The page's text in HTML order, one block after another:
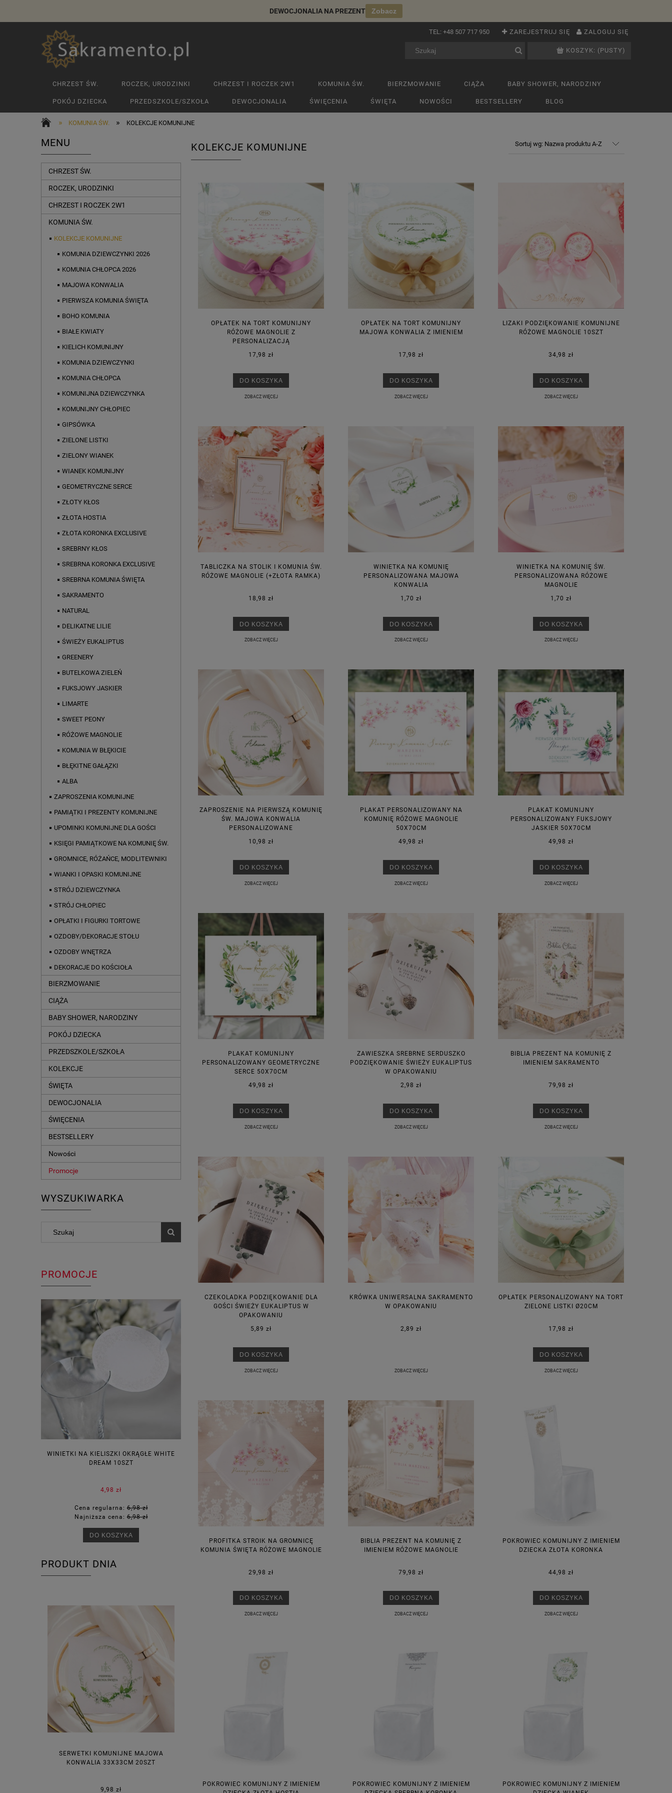
DEWOCJONALIA NA PREZENT Zobacz
ZAREJESTRUJ SIĘ ZALOGUJ SIĘ
TEL: +48 507 717 950
KOSZYK: (PUSTY)
CHRZEST ŚW. ROCZEK, URODZINKI CHRZEST I ROCZEK 2W1 KOMUNIA ŚW. BIERZMOWANIE CIĄŻA BABY SHOWER, NARODZINY
POKÓJ DZIECKA PRZEDSZKOLE/SZKOŁA DEWOCJONALIA ŚWIĘCENIA ŚWIĘTA NOWOŚCI BESTSELLERY BLOG
» KOMUNIA ŚW. » KOLEKCJE KOMUNIJNE
MENU
CHRZEST ŚW.
ROCZEK, URODZINKI
CHRZEST I ROCZEK 2W1
KOMUNIA ŚW.
KOLEKCJE KOMUNIJNE
KOMUNIA DZIEWCZYNKI 2026
KOMUNIA CHŁOPCA 2026
MAJOWA KONWALIA
PIERWSZA KOMUNIA ŚWIĘTA
BOHO KOMUNIA
BIAŁE KWIATY
KIELICH KOMUNIJNY
KOMUNIA DZIEWCZYNKI
KOMUNIA CHŁOPCA
KOMUNIJNA DZIEWCZYNKA
KOMUNIJNY CHŁOPIEC
GIPSÓWKA
ZIELONE LISTKI
ZIELONY WIANEK
WIANEK KOMUNIJNY
GEOMETRYCZNE SERCE
ZŁOTY KŁOS
ZŁOTA HOSTIA
ZŁOTA KORONKA EXCLUSIVE
SREBRNY KŁOS
SREBRNA KORONKA EXCLUSIVE
SREBRNA KOMUNIA ŚWIĘTA
SAKRAMENTO
NATURAL
DELIKATNE LILIE
ŚWIEŻY EUKALIPTUS
GREENERY
BUTELKOWA ZIELEŃ
FUKSJOWY JASKIER
LIMARTE
SWEET PEONY
RÓŻOWE MAGNOLIE
KOMUNIA W BŁĘKICIE
BŁĘKITNE GAŁĄZKI
ALBA
ZAPROSZENIA KOMUNIJNE
PAMIĄTKI I PREZENTY KOMUNIJNE
UPOMINKI KOMUNIJNE DLA GOŚCI
KSIĘGI PAMIĄTKOWE NA KOMUNIĘ ŚW.
GROMNICE, RÓŻAŃCE, MODLITEWNIKI
WIANKI I OPASKI KOMUNIJNE
STRÓJ DZIEWCZYNKA
STRÓJ CHŁOPIEC
OPŁATKI I FIGURKI TORTOWE
OZDOBY/DEKORACJE STOŁU
OZDOBY WNĘTRZA
DEKORACJE DO KOŚCIOŁA
BIERZMOWANIE
CIĄŻA
BABY SHOWER, NARODZINY
POKÓJ DZIECKA
PRZEDSZKOLE/SZKOŁA
KOLEKCJE
ŚWIĘTA
DEWOCJONALIA
ŚWIĘCENIA
BESTSELLERY
Nowości
Promocje
WYSZUKIWARKA
PROMOCJE
WINIETKI NA KIELISZKI OKRĄGŁE WHITE
DREAM 10SZT
4,98 zł
Cena regularna:6,98 zł
Najniższa cena:6,98 zł
DO KOSZYKA
PUDEŁECZKA PODZIĘKOWANIE ZŁOTA
KORONKA KWADRAT 10SZT
9,98 zł
Najniższa cena:3,00 zł
GIRLANDA BIAŁE PIÓRKA ZE ZŁOTEM
Cena regularna: 7,30 zł
Najniższa cena:
7,30 zł
PRODUKT DNIA
SERWETKI KOMUNIJNE MAJOWA
KONWALIA 33X33CM 20SZT
9,98 zł
KOLEKCJE KOMUNIJNE Sortuj wg: Nazwa produktu A-Z
OPŁATEK NA TORT KOMUNIJNY
RÓŻOWE MAGNOLIE Z
PERSONALIZACJĄ
17,98 zł
DO KOSZYKA
ZOBACZ WIĘCEJ
OPŁATEK NA TORT KOMUNIJNY
MAJOWA KONWALIA Z IMIENIEM
17,98 zł
DO KOSZYKA
ZOBACZ WIĘCEJ
LIZAKI PODZIĘKOWANIE KOMUNIJNE
RÓŻOWE MAGNOLIE 10SZT
34,98 zł
DO KOSZYKA
ZOBACZ WIĘCEJ
TABLICZKA NA STOLIK I KOMUNIA ŚW.
RÓŻOWE MAGNOLIE (+ZŁOTA RAMKA)
18,98 zł
DO KOSZYKA
ZOBACZ WIĘCEJ
WINIETKA NA KOMUNIĘ
PERSONALIZOWANA MAJOWA
KONWALIA
1,70 zł
DO KOSZYKA
ZOBACZ WIĘCEJ
WINIETKA NA KOMUNIĘ ŚW.
PERSONALIZOWANA RÓŻOWE
MAGNOLIE
1,70 zł
DO KOSZYKA
ZOBACZ WIĘCEJ
ZAPROSZENIE NA PIERWSZĄ KOMUNIĘ
ŚW. MAJOWA KONWALIA
PERSONALIZOWANE
10,98 zł
DO KOSZYKA
ZOBACZ WIĘCEJ
PLAKAT PERSONALIZOWANY NA
KOMUNIĘ RÓŻOWE MAGNOLIE
50X70CM
49,98 zł
DO KOSZYKA
ZOBACZ WIĘCEJ
PLAKAT KOMUNIJNY
PERSONALIZOWANY FUKSJOWY
JASKIER 50X70CM
49,98 zł
DO KOSZYKA
ZOBACZ WIĘCEJ
PLAKAT KOMUNIJNY
PERSONALIZOWANY GEOMETRYCZNE
SERCE 50X70CM
49,98 zł
DO KOSZYKA
ZOBACZ WIĘCEJ
ZAWIESZKA SREBRNE SERDUSZKO
PODZIĘKOWANIE ŚWIEŻY EUKALIPTUS
W OPAKOWANIU
2,98 zł
DO KOSZYKA
ZOBACZ WIĘCEJ
BIBLIA PREZENT NA KOMUNIĘ Z
IMIENIEM SAKRAMENTO
79,98 zł
DO KOSZYKA
ZOBACZ WIĘCEJ
CZEKOLADKA PODZIĘKOWANIE DLA
GOŚCI ŚWIEŻY EUKALIPTUS W
OPAKOWANIU
5,89 zł
DO KOSZYKA
ZOBACZ WIĘCEJ
KRÓWKA UNIWERSALNA SAKRAMENTO
W OPAKOWANIU
2,89 zł
ZOBACZ WIĘCEJ
OPŁATEK PERSONALIZOWANY NA TORT
ZIELONE LISTKI Ø20CM
17,98 zł
DO KOSZYKA
ZOBACZ WIĘCEJ
PROFITKA STROIK NA GROMNICĘ
KOMUNIA ŚWIĘTA RÓŻOWE MAGNOLIE
29,98 zł
DO KOSZYKA
ZOBACZ WIĘCEJ
BIBLIA PREZENT NA KOMUNIĘ Z
IMIENIEM RÓŻOWE MAGNOLIE
79,98 zł
DO KOSZYKA
ZOBACZ WIĘCEJ
POKROWIEC KOMUNIJNY Z IMIENIEM
DZIECKA ZŁOTA KORONKA
44,98 zł
DO KOSZYKA
ZOBACZ WIĘCEJ
POKROWIEC KOMUNIJNY Z IMIENIEM
POKROWIEC KOMUNIJNY Z IMIENIEM
POKROWIEC KOMUNIJNY Z IMIENIEM